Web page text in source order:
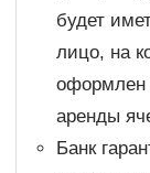
будет
лицо, на
оформлен
аренды
Банк